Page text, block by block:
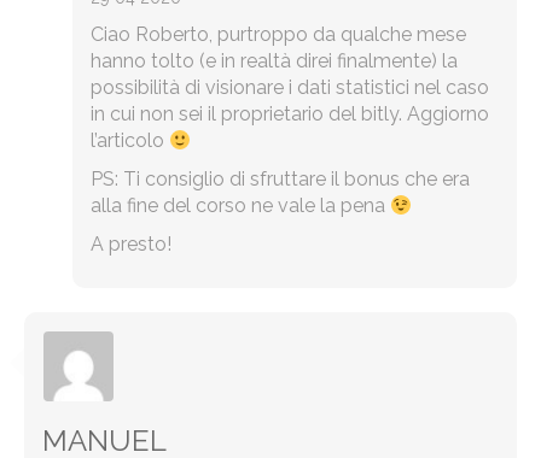
Ciao Roberto, purtroppo da qualche mese
hanno tolto (e in realtà direi finalmente) la
possibilità di visionare i dati statistici nel caso
in cui non sei il proprietario del bitly. Aggiorno
l’articolo
PS: Ti consiglio di sfruttare il bonus che era
alla fine del corso ne vale la pena
A presto!
MANUEL